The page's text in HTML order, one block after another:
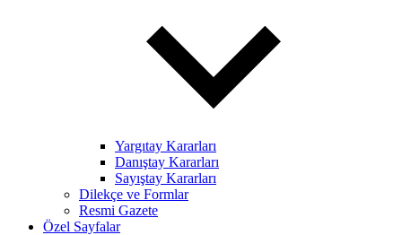
Yargıtay Kararları
Danıştay Kararları
Sayıştay Kararları
Dilekçe ve Formlar
Resmi Gazete
Özel Sayfalar